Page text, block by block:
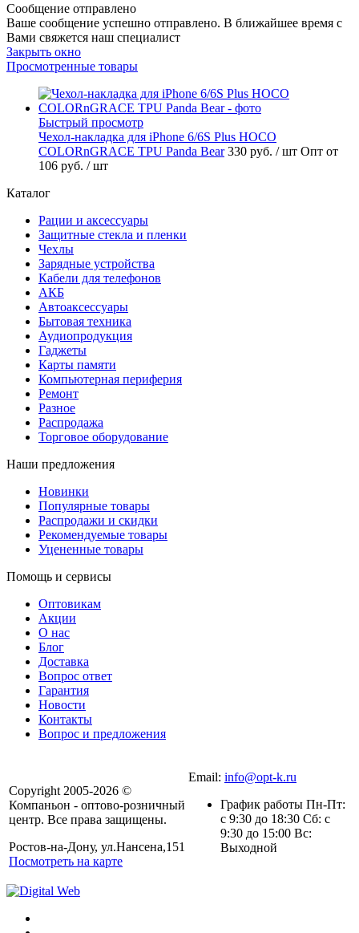
Сообщение отправлено
Ваше сообщение успешно отправлено. В ближайшее время с
Вами свяжется наш специалист
Закрыть окно
Просмотренные товары
Быстрый просмотр
Чехол-накладка для iPhone 6/6S Plus HOCO
COLORnGRACE TPU Panda Bear 330 руб. / шт Опт от
106 руб. / шт
Каталог
Рации и аксессуары
Защитные стекла и пленки
Чехлы
Зарядные устройства
Кабели для телефонов
АКБ
Автоаксессуары
Бытовая техника
Аудиопродукция
Гаджеты
Карты памяти
Компьютерная периферия
Ремонт
Разное
Распродажа
Торговое оборудование
Наши предложения
Новинки
Популярные товары
Распродажи и скидки
Рекомендуемые товары
Уцененные товары
Помощь и сервисы
Оптовикам
Акции
О нас
Блог
Доставка
Вопрос ответ
Гарантия
Новости
Контакты
Вопрос и предложения
Copyright 2005-2026 ©
Компаньон - оптово-розничный
центр. Все права защищены.
Ростов-на-Дону, ул.Нансена,151
Посмотреть на карте
Email: info@opt-k.ru
График работы Пн-Пт:
с 9:30 до 18:30 Сб: с
9:30 до 15:00 Вс:
Выходной